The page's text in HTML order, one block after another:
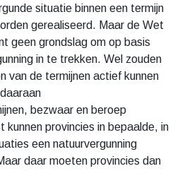
situatie binnen een termijn
gerealiseerd. Maar de Wet
geen grondslag om op basis
in te trekken. Wel zouden
van de termijnen actief kunnen
bezwaar en beroep
kunnen provincies in bepaalde, in
een natuurvergunning
daar moeten provincies dan